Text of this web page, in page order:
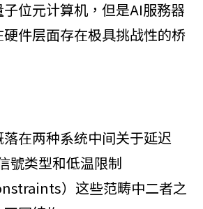
位元计算机，但是AI服務器
件层面存在极具挑战性的桥
在两种系统中间关于延迟
號类型和低温限制
）这些范畴中二者之